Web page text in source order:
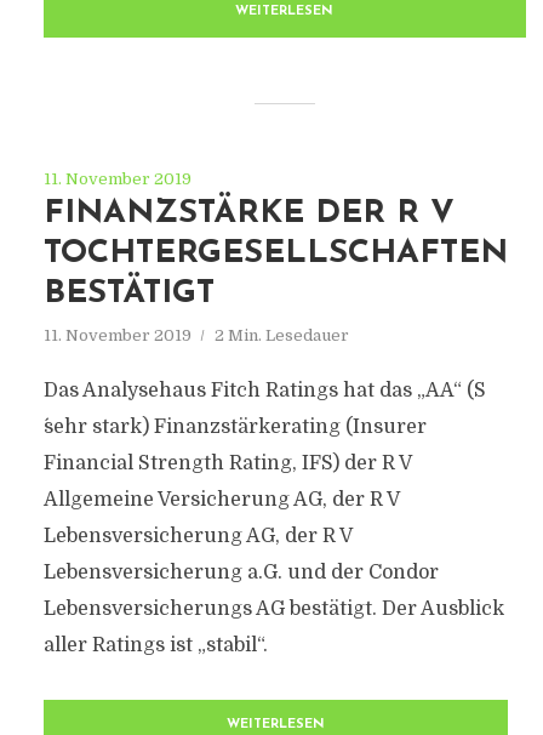
WEITERLESEN
11. November 2019
FINANZSTÄRKE DER R V
TOCHTERGESELLSCHAFTEN
BESTÄTIGT
11. November 2019 2 Min. Lesedauer
Das Analysehaus Fitch Ratings hat das „AA“ (S
´sehr stark) Finanzstärkerating (Insurer
Financial Strength Rating, IFS) der R V
Allgemeine Versicherung AG, der R V
Lebensversicherung AG, der R V
Lebensversicherung a.G. und der Condor
Lebensversicherungs AG bestätigt. Der Ausblick
aller Ratings ist „stabil“.
WEITERLESEN